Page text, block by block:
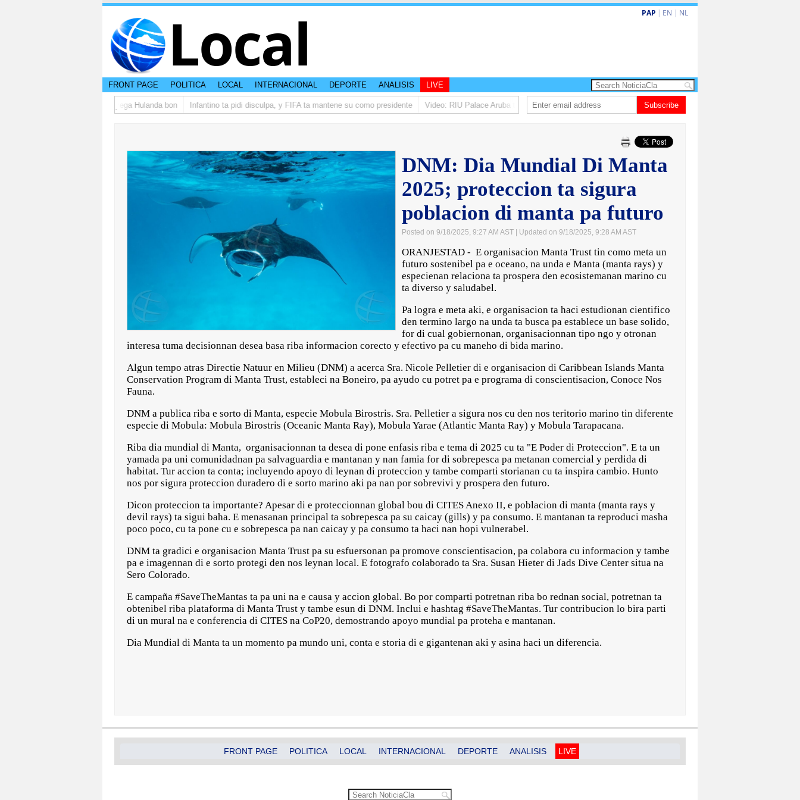
Local PAP | EN | NL
FRONT PAGE POLITICA LOCAL INTERNACIONAL DEPORTE ANALISIS LIVE
di studiantenan di Aruba a yega Hulanda bon Infantino ta pidi disculpa, y FIFA ta mantene su como presidente Video: RIU Palace Aruba ta eleva turismo premium cu renobacion di US$106 miyon
Subscribe
DNM: Dia Mundial Di Manta
2025; proteccion ta sigura
poblacion di manta pa futuro
Posted on 9/18/2025, 9:27 AM AST | Updated on 9/18/2025, 9:28 AM AST
ORANJESTAD - E organisacion Manta Trust tin como meta un
futuro sostenibel pa e oceano, na unda e Manta (manta rays) y
especienan relaciona ta prospera den ecosistemanan marino cu
ta diverso y saludabel.
Pa logra e meta aki, e organisacion ta haci estudionan cientifico
den termino largo na unda ta busca pa establece un base solido,
for di cual gobiernonan, organisacionnan tipo ngo y otronan
interesa tuma decisionnan desea basa riba informacion corecto y efectivo pa cu maneho di bida marino.
Algun tempo atras Directie Natuur en Milieu (DNM) a acerca Sra. Nicole Pelletier di e organisacion di Caribbean Islands Manta
Conservation Program di Manta Trust, estableci na Boneiro, pa ayudo cu potret pa e programa di conscientisacion, Conoce Nos
Fauna.
DNM a publica riba e sorto di Manta, especie Mobula Birostris. Sra. Pelletier a sigura nos cu den nos teritorio marino tin diferente
especie di Mobula: Mobula Birostris (Oceanic Manta Ray), Mobula Yarae (Atlantic Manta Ray) y Mobula Tarapacana.
Riba dia mundial di Manta, organisacionnan ta desea di pone enfasis riba e tema di 2025 cu ta "E Poder di Proteccion". E ta un
yamada pa uni comunidadnan pa salvaguardia e mantanan y nan famia for di sobrepesca pa metanan comercial y perdida di
habitat. Tur accion ta conta; incluyendo apoyo di leynan di proteccion y tambe comparti storianan cu ta inspira cambio. Hunto
nos por sigura proteccion duradero di e sorto marino aki pa nan por sobrevivi y prospera den futuro.
Dicon proteccion ta importante? Apesar di e proteccionnan global bou di CITES Anexo II, e poblacion di manta (manta rays y
devil rays) ta sigui baha. E menasanan principal ta sobrepesca pa su caicay (gills) y pa consumo. E mantanan ta reproduci masha
poco poco, cu ta pone cu e sobrepesca pa nan caicay y pa consumo ta haci nan hopi vulnerabel.
DNM ta gradici e organisacion Manta Trust pa su esfuersonan pa promove conscientisacion, pa colabora cu informacion y tambe
pa e imagennan di e sorto protegi den nos leynan local. E fotografo colaborado ta Sra. Susan Hieter di Jads Dive Center situa na
Sero Colorado.
E campaña #SaveTheMantas ta pa uni na e causa y accion global. Bo por comparti potretnan riba bo rednan social, potretnan ta
obtenibel riba plataforma di Manta Trust y tambe esun di DNM. Inclui e hashtag #SaveTheMantas. Tur contribucion lo bira parti
di un mural na e conferencia di CITES na CoP20, demostrando apoyo mundial pa proteha e mantanan.
Dia Mundial di Manta ta un momento pa mundo uni, conta e storia di e gigantenan aki y asina haci un diferencia.
FRONT PAGE POLITICA LOCAL INTERNACIONAL DEPORTE ANALISIS LIVE